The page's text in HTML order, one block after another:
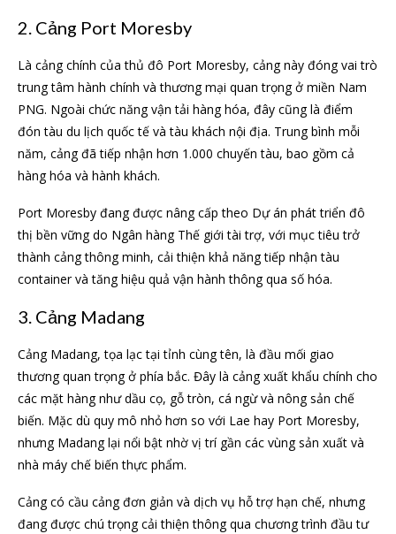
2. Cảng Port Moresby
Là cảng chính của thủ đô Port Moresby, cảng này đóng vai trò
trung tâm hành chính và thương mại quan trọng ở miền Nam
PNG. Ngoài chức năng vận tải hàng hóa, đây cũng là điểm
đón tàu du lịch quốc tế và tàu khách nội địa. Trung bình mỗi
năm, cảng đã tiếp nhận hơn 1.000 chuyến tàu, bao gồm cả
hàng hóa và hành khách.
Port Moresby đang được nâng cấp theo Dự án phát triển đô
thị bền vững do Ngân hàng Thế giới tài trợ, với mục tiêu trở
thành cảng thông minh, cải thiện khả năng tiếp nhận tàu
container và tăng hiệu quả vận hành thông qua số hóa.
3. Cảng Madang
Cảng Madang, tọa lạc tại tỉnh cùng tên, là đầu mối giao
thương quan trọng ở phía bắc. Đây là cảng xuất khẩu chính cho
các mặt hàng như dầu cọ, gỗ tròn, cá ngừ và nông sản chế
biến. Mặc dù quy mô nhỏ hơn so với Lae hay Port Moresby,
nhưng Madang lại nổi bật nhờ vị trí gần các vùng sản xuất và
nhà máy chế biến thực phẩm.
Cảng có cầu cảng đơn giản và dịch vụ hỗ trợ hạn chế, nhưng
đang được chú trọng cải thiện thông qua chương trình đầu tư